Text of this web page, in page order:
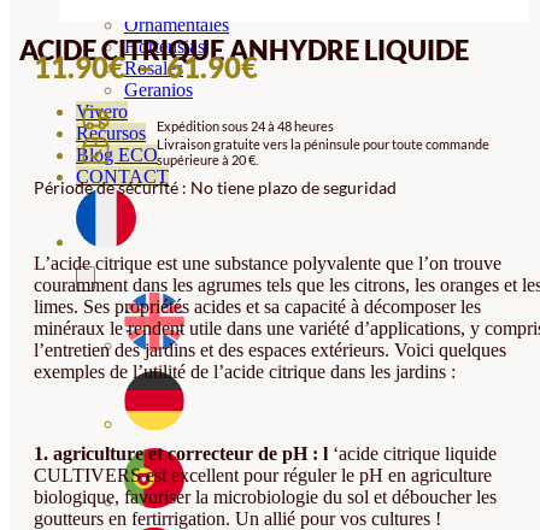
Ornamentales
Hortensias
Rosales
Geranios
Vivero
Recursos
Blog ECO
CONTACT
ACIDE CITRIQUE ANHYDRE LIQUIDE
11.90€–61.90€PLAGE
PRIX :
11.90€
À
Expédition sous 24 à 48 heures
Livraison gratuite vers la péninsule pour toute commande
supérieure à 20 €.
Période de sécurité : No tiene plazo de seguridad
L’acide citrique est une substance polyvalente que l’on trouve
couramment dans les agrumes tels que les citrons, les oranges et
limes. Ses propriétés acides et sa capacité à décomposer les
minéraux le rendent utile dans une variété d’applications, y
l’entretien des jardins et des espaces extérieurs. Voici quelques
exemples de l’utilité de l’acide citrique dans les jardins :
1. agriculture et correcteur de pH : l ‘acide citrique liquide
CULTIVERS est excellent pour réguler le pH en agriculture
biologique, favoriser la microbiologie du sol et déboucher les
goutteurs en fertirrigation. Un allié pour vos cultures !